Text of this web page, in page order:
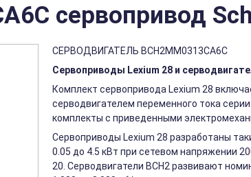
сервопривод
СЕРВОДВИГАТЕЛЬ BCH2MM0313CA6C
Сервоприводы Lexium 28 и
Комплект сервопривода Lexium 28
серводвигателем переменного тока
комплекты с приведенными
Сервоприводы Lexium 28 разработаны
0.05 до 4.5 кВт при сетевом напряжении
20. Серводвигатели BCH2 развивают